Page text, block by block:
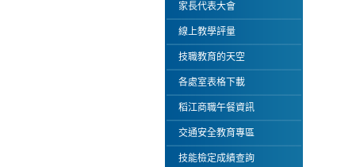
家長代表大會
線上教學評量
技職教育的天空
各處室表格下載
稻江商職午餐資訊
交通安全教育專區
技能檢定成績查詢